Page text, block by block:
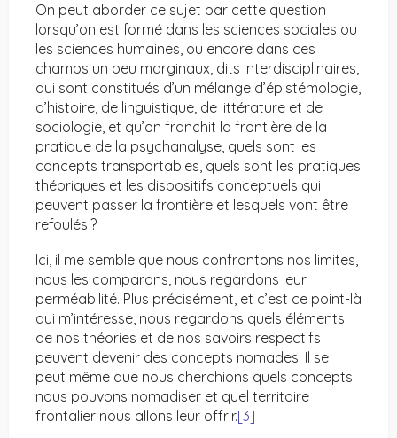
On peut aborder ce sujet par cette question :
lorsqu’on est formé dans les sciences sociales ou
les sciences humaines, ou encore dans ces
champs un peu marginaux, dits interdisciplinaires,
qui sont constitués d’un mélange d’épistémologie,
d’histoire, de linguistique, de littérature et de
sociologie, et qu’on franchit la frontière de la
pratique de la psychanalyse, quels sont les
concepts transportables, quels sont les pratiques
théoriques et les dispositifs conceptuels qui
peuvent passer la frontière et lesquels vont être
refoulés ?
Ici, il me semble que nous confrontons nos limites,
nous les comparons, nous regardons leur
perméabilité. Plus précisément, et c’est ce point-là
qui m’intéresse, nous regardons quels éléments
de nos théories et de nos savoirs respectifs
peuvent devenir des concepts nomades. Il se
peut même que nous cherchions quels concepts
nous pouvons nomadiser et quel territoire
frontalier nous allons leur offrir.[3]